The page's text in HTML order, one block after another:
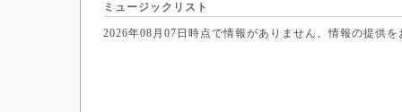
ミュージックリスト
2026年08月07日時点で情報がありません。情報の提供